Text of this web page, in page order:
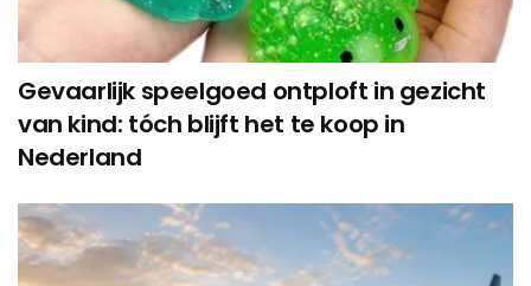
Gevaarlijk speelgoed ontploft in gezicht
van kind: tóch blijft het te koop in
Nederland